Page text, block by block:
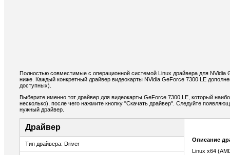
Полностью совместимые с операционной системой Linux драйвера для
ниже. Каждый конкретный драйвер видеокарты NVidia GeForce 7300 LE
доступных).
Выберите именно тот драйвер для видеокарты GeForce 7300 LE, который
несколько), после чего нажмите кнопку "Скачать драйвер". Следуйте
нужный драйвер.
Драйвер
Тип драйвера: Driver
Описание
Linux x64